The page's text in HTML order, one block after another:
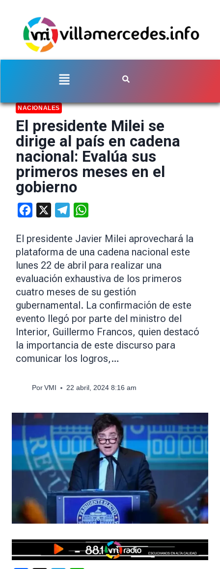
NACIONALES
El presidente Milei se
dirige al país en cadena
nacional: Evalúa sus
primeros meses en el
gobierno
Facebook Telegram
El presidente Javier Milei aprovechará la
plataforma de una cadena nacional este
lunes 22 de abril para realizar una
evaluación exhaustiva de los primeros
cuatro meses de su gestión
gubernamental. La confirmación de este
evento llegó por parte del ministro del
Interior, Guillermo Francos, quien destacó
la importancia de este discurso para
comunicar los logros,…
Por VMI 22 abril, 2024 8:16 am